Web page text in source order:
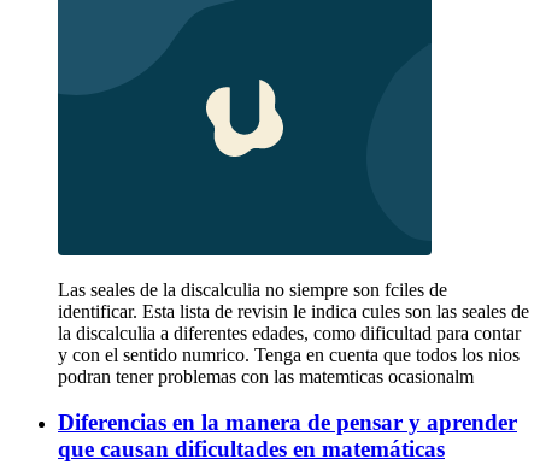
Las seales de la discalculia no siempre son fciles de
identificar. Esta lista de revisin le indica cules son las seales de
la discalculia a diferentes edades, como dificultad para contar
y con el sentido numrico. Tenga en cuenta que todos los nios
podran tener problemas con las matemticas ocasionalm
Diferencias en la manera de pensar y aprender
que causan dificultades en matemáticas